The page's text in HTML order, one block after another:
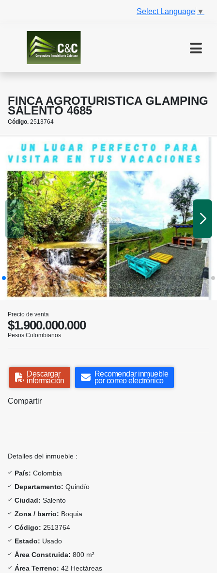
Select Language ▼
FINCA AGROTURISTICA GLAMPING
SALENTO 4685
Código. 2513764
Precio de venta
$1.900.000.000
Pesos Colombianos
Descargar
información
Recomendar inmueble
por correo electrónico
Compartir
Detalles del inmueble :
País: Colombia
Departamento: Quindío
Ciudad: Salento
Zona / barrio: Boquia
Código: 2513764
Estado: Usado
Área Construida: 800 m²
Área Terreno: 42 Hectáreas